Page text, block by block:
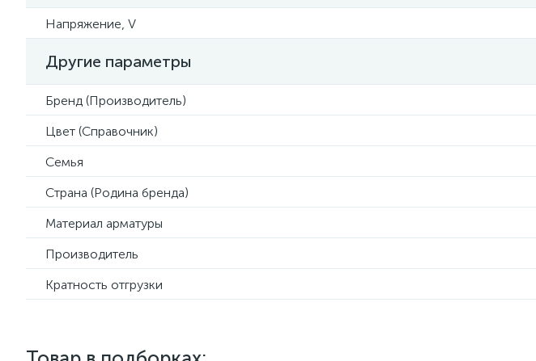
Напряжение, V
Другие параметры
Бренд (Производитель)
Цвет (Справочник)
Семья
Страна (Родина бренда)
Материал арматуры
Производитель
Кратность отгрузки